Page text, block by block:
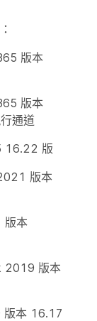
版本
版本
通道
16.22 版
版本
版本
2019 版本
本 16.17